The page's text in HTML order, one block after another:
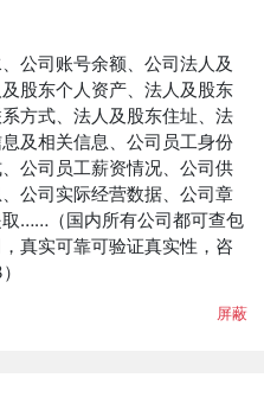
公司账号余额、公司法人及
股东个人资产、法人及股东
方式、法人及股东住址、法
及相关信息、公司员工身份
公司员工薪资情况、公司供
公司实际经营数据、公司章
……（国内所有公司都可查包
真实可靠可验证真实性，咨
屏蔽